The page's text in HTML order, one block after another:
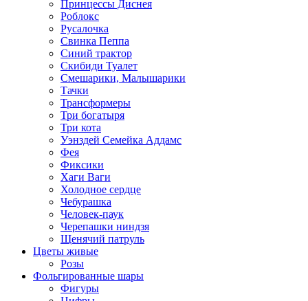
Принцессы Диснея
Роблокс
Русалочка
Свинка Пеппа
Синий трактор
Скибиди Туалет
Смешарики, Малышарики
Тачки
Трансформеры
Три богатыря
Три кота
Уэнздей Семейка Аддамс
Фея
Фиксики
Хаги Ваги
Холодное сердце
Чебурашка
Человек-паук
Черепашки ниндзя
Щенячий патруль
Цветы живые
Розы
Фольгированные шары
Фигуры